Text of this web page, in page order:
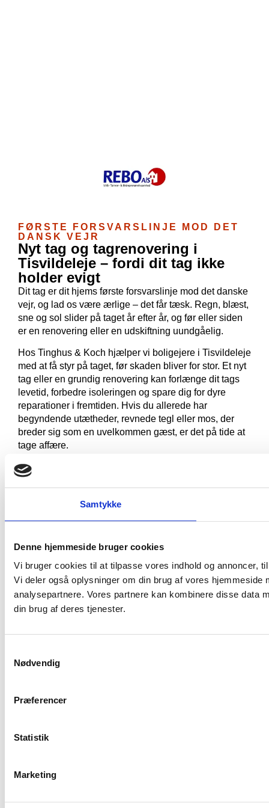
Samtykke
Denne hjemmeside bruger cookies
Vi bruger cookies til at tilpasse vores indhold og annoncer,
Vi deler også oplysninger om din brug af vores
analysepartnere. Vores partnere kan kombinere disse data
din brug af deres tjenester.
Nødvendig
Præferencer
Statistik
Marketing
FØRSTE FORSVARSLINJE MOD DET
DANSK VEJR
Nyt tag og tagrenovering i
Tisvildeleje – fordi dit tag ikke
holder evigt
Dit tag er dit hjems første forsvarslinje mod det danske
vejr, og lad os være ærlige – det får tæsk. Regn, blæst,
sne og sol slider på taget år efter år, og før eller siden
er en renovering eller en udskiftning uundgåelig.
Hos Tinghus & Koch hjælper vi boligejere i Tisvildeleje
med at få styr på taget, før skaden bliver for stor. Et nyt
tag eller en grundig renovering kan forlænge dit tags
levetid, forbedre isoleringen og spare dig for dyre
reparationer i fremtiden. Hvis du allerede har
begyndende utætheder, revnede tegl eller mos, der
breder sig som en uvelkommen gæst, er det på tide at
tage affære.
Vi arbejder med
uanset om du vil bevare husets klassiske udtryk eller
kan vi hjælpe dig.
vandskader og råd i tagkonstruktionen?
en snak – jo før, jo bedre.
25 77 49 27
Naturskifertag